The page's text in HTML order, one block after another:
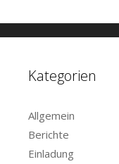
Kategorien
Allgemein
Berichte
Einladung